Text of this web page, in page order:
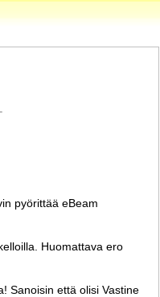
pyörittää eBeam
Huomattava ero
Sanoisin että olisi Vastine